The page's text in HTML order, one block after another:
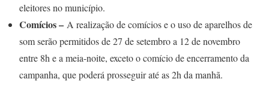
eleitores no município.
Comícios – A realização de comícios e o uso de aparelhos de
som serão permitidos de 27 de setembro a 12 de novembro
entre 8h e a meia-noite, exceto o comício de encerramento da
campanha, que poderá prosseguir até as 2h da manhã.